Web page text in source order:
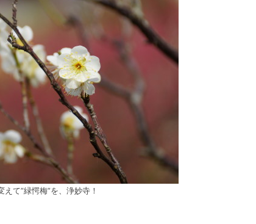
て”緑愕梅”を、浄妙寺！